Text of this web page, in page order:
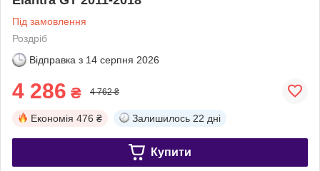
Під замовлення
Роздріб
Відправка з 14 серпня 2026
4 286 ₴ 4 762 ₴
Економія 476 ₴ Залишилось 22 дні
Купити